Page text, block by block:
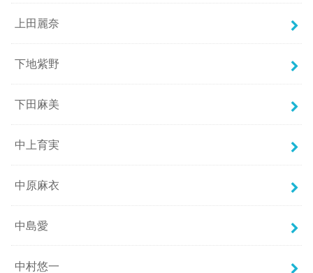
上田麗奈
下地紫野
下田麻美
中上育実
中原麻衣
中島愛
中村悠一